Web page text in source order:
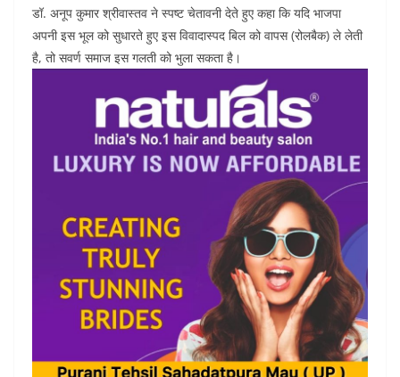
डॉ. अनूप कुमार श्रीवास्तव ने स्पष्ट चेतावनी देते हुए कहा कि यदि भाजपा
अपनी इस भूल को सुधारते हुए इस विवादास्पद बिल को वापस (रोलबैक) ले लेती
है, तो सवर्ण समाज इस गलती को भुला सकता है।